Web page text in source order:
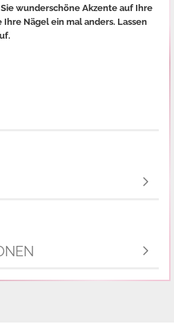
wunderschöne Akzente auf Ihre
Ihre Nägel ein mal anders. Lassen